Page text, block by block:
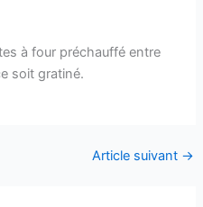
à four préchauffé entre
soit gratiné.
Article suivant →